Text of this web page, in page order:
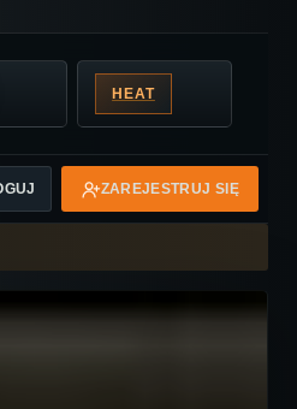
HEAT
ZAREJESTRUJ SIĘ